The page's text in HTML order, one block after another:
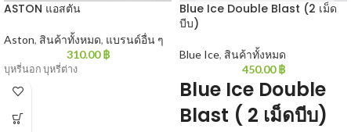
ASTON แอสตัน
Aston, สินค้าทั้งหมด, แบรนด์อื่น ๆ
310.00฿
บุหรี่นอก บุหรี่ต่าง
Blue Ice Double Blast (2 เม็ด
บีบ)
Blue Ice, สินค้าทั้งหมด
450.00฿
Blue Ice Double
Blast ( 2 เม็ดบีบ)